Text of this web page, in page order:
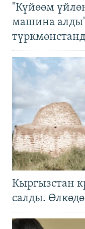
"Күйөөм
машина
Кыргызстан
салды.